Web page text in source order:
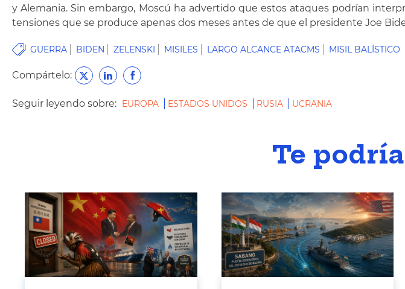
y Alemania. Sin embargo, Moscú ha advertido que estos ataques podrían
tensiones que se produce apenas dos meses antes de que el presidente Joe
GUERRA BIDEN ZELENSKI MISILES LARGO ALCANCE ATACMS MISIL BALÍSTICO
Compártelo:
Seguir leyendo sobre: EUROPA ESTADOS UNIDOS RUSIA UCRANIA
Te